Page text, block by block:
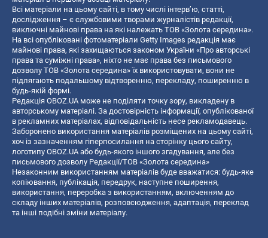
Всі матеріали на цьому сайті, в тому числі інтерв’ю, статті,
дослідження – є службовими творами журналістів редакції,
виключні майнові права на які належать ТОВ «Золота середина».
На всі опубліковані фотоматеріали Getty Images редакція має
майнові права, які захищаються законом України «Про авторські
права та суміжні права», ніхто не має права без письмового
дозволу ТОВ «Золота середина» їх використовувати, вони не
підлягають подальшому відтворенню, перекладу, поширенню в
будь-якій формі.
Редакція OBOZ.UA може не поділяти точку зору, викладену в
авторському матеріалі. За достовірність інформації, опублікованої
в рекламних матеріалах, відповідальність несе рекламодавець.
Заборонено використання матеріалів розміщених на цьому сайті,
хоч із зазначенням гіперпосилання на сторінку цього сайту,
логотипу OBOZ.UA або будь-якого іншого згадування, але без
письмового дозволу Редакції/ТОВ «Золота середина»
Незаконним використанням матеріалів буде вважатися: будь-яке
копiювання, публiкацiя, передрук, наступне поширення,
використання, переробка з використанням, включенням до
складу інших матеріалів, розповсюдження, адаптація, переклад
та інші подібні зміни матеріалу.